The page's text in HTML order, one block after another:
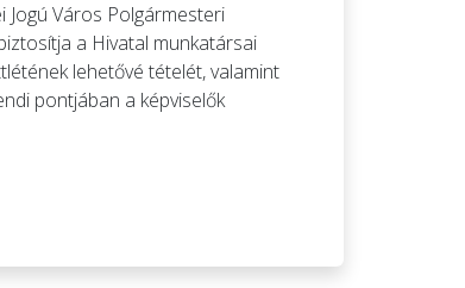
Város Polgármesteri
a Hivatal munkatársai
lehetővé tételét, valamint
pontjában a képviselők